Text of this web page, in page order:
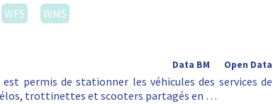
WFS WMS
Open Data
Data BM
permis de stationner les véhicules des services de
trottinettes et scooters partagés en …